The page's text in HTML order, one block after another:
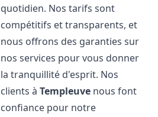
quotidien. Nos tarifs sont
compétitifs et transparents, et
nous offrons des garanties sur
nos services pour vous donner
la tranquillité d'esprit. Nos
clients àTempleuve nous font
confiance pour notre